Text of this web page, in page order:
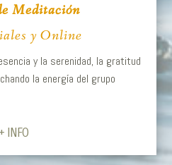
Meditación
y Online
y la serenidad, la gratitud
la energía del grupo
+ INFO